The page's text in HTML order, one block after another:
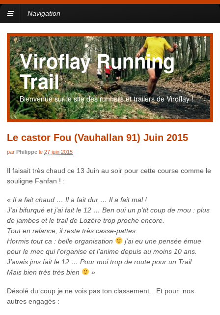
Navigation
Viroflay Running
Trail
Bienvenue sur le site des runners et trailers de Viroflay !
Le castor Fou (Vauhallan 91) Juin 2015
par Philippe le 27 juin 2015
Il faisait très chaud ce 13 Juin au soir pour cette course comme le
souligne Fanfan ! :
« Il a fait chaud … Il a fait dur … Il a fait mal !
J’ai bifurqué et j’ai fait le 12 … Ben oui un p’tit coup de mou : plus
de jambes et le trail de Lozère trop proche encore.
Tout en relance, il reste très casse-pattes.
Hormis tout ca : belle organisation
j’ai eu une pensée émue
pour le mec qui l’organise et l’anime depuis au moins 10 ans.
J’avais jms fait le 12 … Pour moi trop de route pour un Trail.
Mais bien très très bien
»
Désolé du coup je ne vois pas ton classement…Et pour nos
autres engagés :